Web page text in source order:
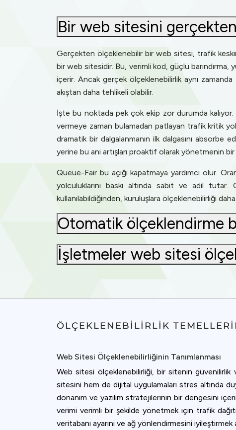
Bir web sitesini
Gerçekten ölçeklenebilir bir web sitesi, trafik
bir web sitesidir. Bu, verimli kod, güçlü barındırma,
içerir. Ancak gerçek ölçeklenebilirlik aynı
akıştan daha tehlikeli olabilir.
İşte bu noktada pek çok ekip zor durumda
vermeye zaman bulamadan patlayan trafik kritik
dramatik bir dalgalanmanın ilk dalgasını
yerine bu ani artışları proaktif olarak yönetmenin
Queue-Fair bu açığı kapatmaya yardımcı olur.
yolculuklarını baskı altında sabit ve adil tutar.
kullanılabildiğinden, kuruluşlara ölçeklenebilirliği
Otomatik ölçeklendirme
İşletmeler web sitesi
ÖLÇEKLENEBILIRLIK
Web Sitesi Ölçeklenebilirliğinin Tanımlanması
Web sitesi ölçeklenebilirliği, bir sitenin
sitesini hem de dijital uygulamaları stres altında
donanım ve yazılım stratejilerinin bir dengesini
verimi verimli bir şekilde yönetmek için trafik
veritabanı ayarını ve ağ yönlendirmesini